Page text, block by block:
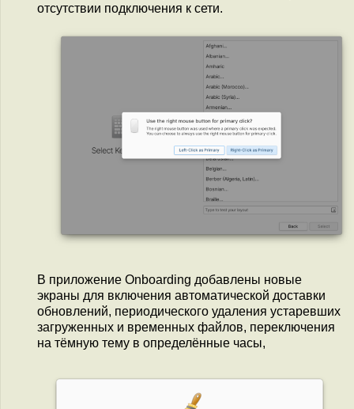
отсутствии подключения к сети.
В приложение Onboarding добавлены новые
экраны для включения автоматической доставки
обновлений, периодического удаления устаревших
загруженных и временных файлов, переключения
на тёмную тему в определённые часы,